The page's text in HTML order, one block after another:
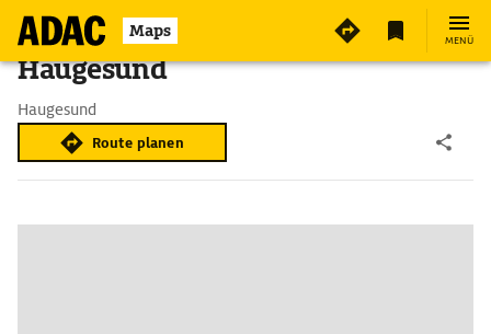
Maps MENÜ
Haugesund
Haugesund
Route planen